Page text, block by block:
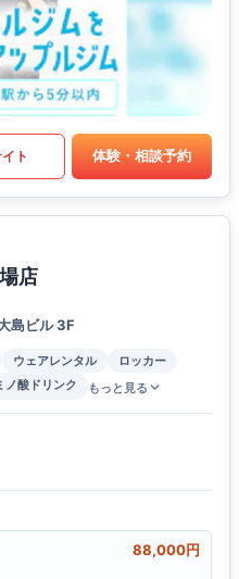
ト 体験・相談予約
店
島ビル 3F
ウェアレンタル
ロッカー
ノ酸ドリンク もっと見る
88,000円